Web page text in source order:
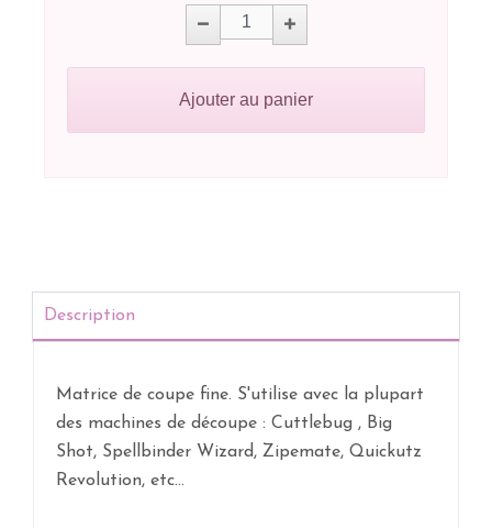
Ajouter au panier
Description
Matrice de coupe fine. S'utilise avec la plupart
des machines de découpe : Cuttlebug , Big
Shot, Spellbinder Wizard, Zipemate, Quickutz
Revolution, etc...